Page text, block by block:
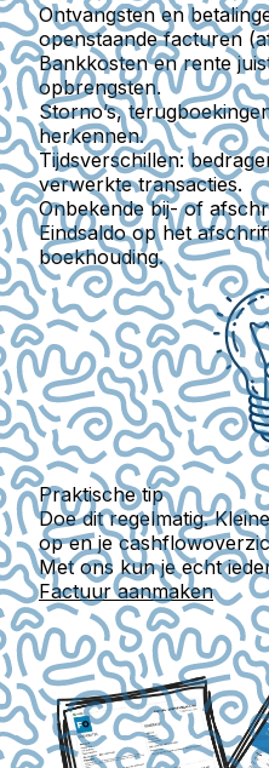
Ontvangsten en
openstaande facturen
Bankkosten en rente
opbrengsten.
Storno’s,
herkennen.
Tijdsverschillen:
verwerkte transacties.
Onbekende bij- of
Eindsaldo op het
boekhouding.
Praktische tip
Doe dit regelmatig.
op en je
Met ons kun je echt
Factuur aanmaken